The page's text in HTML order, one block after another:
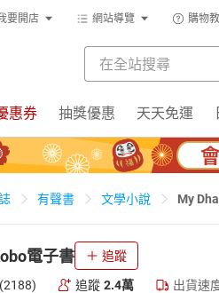
要開店 網站導覽 購物
惠券 抽獎優惠 天天免運
有聲書 文學小說 My
電子書 追蹤
(2188) 追蹤 2.4萬 出貨速